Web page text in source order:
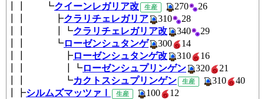
┃┃ ┗クイーンレガリア改 生産 270
┃┃ ┣クラリチェレガリア 310
┃┃ ┃┗クラリチェレガリア改 340
┃┃ ┗ローゼンシュタンゲ 300
┃┃ ┣ローゼンシュタンゲ改 310
┃┃ ┃┗ローゼンシュプリンゲン 320
┃┃ ┗カクトスシュプリンゲン 生産 310
┃┣シルムズマッツァⅠ 生産 100